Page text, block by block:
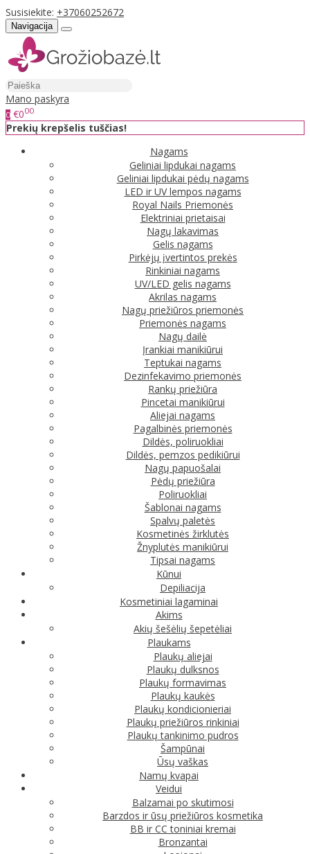
Susisiekite: +37060252672
Navigacija
Mano paskyra
0 €000
Prekių krepšelis tuščias!
Nagams
Geliniai lipdukai nagams
Geliniai lipdukai pėdų nagams
LED ir UV lempos nagams
Royal Nails Priemonės
Elektriniai prietaisai
Nagų lakavimas
Gelis nagams
Pirkėjų įvertintos prekės
Rinkiniai nagams
UV/LED gelis nagams
Akrilas nagams
Nagų priežiūros priemonės
Priemonės nagams
Nagų dailė
Įrankiai manikiūrui
Teptukai nagams
Dezinfekavimo priemonės
Rankų priežiūra
Pincetai manikiūrui
Aliejai nagams
Pagalbinės priemonės
Dildės, poliruokliai
Dildės, pemzos pedikiūrui
Nagų papuošalai
Pėdų priežiūra
Poliruokliai
Šablonai nagams
Spalvų paletės
Kosmetinės žirklutės
Žnyplutės manikiūrui
Tipsai nagams
Kūnui
Depiliacija
Kosmetiniai lagaminai
Akims
Akių šešėlių šepetėliai
Plaukams
Plaukų aliejai
Plaukų dulksnos
Plaukų formavimas
Plaukų kaukės
Plaukų kondicionieriai
Plaukų priežiūros rinkiniai
Plaukų tankinimo pudros
Šampūnai
Ūsų vaškas
Namų kvapai
Veidui
Balzamai po skutimosi
Barzdos ir ūsų priežiūros kosmetika
BB ir CC toniniai kremai
Bronzantai